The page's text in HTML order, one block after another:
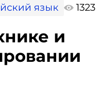
язык 1323
и